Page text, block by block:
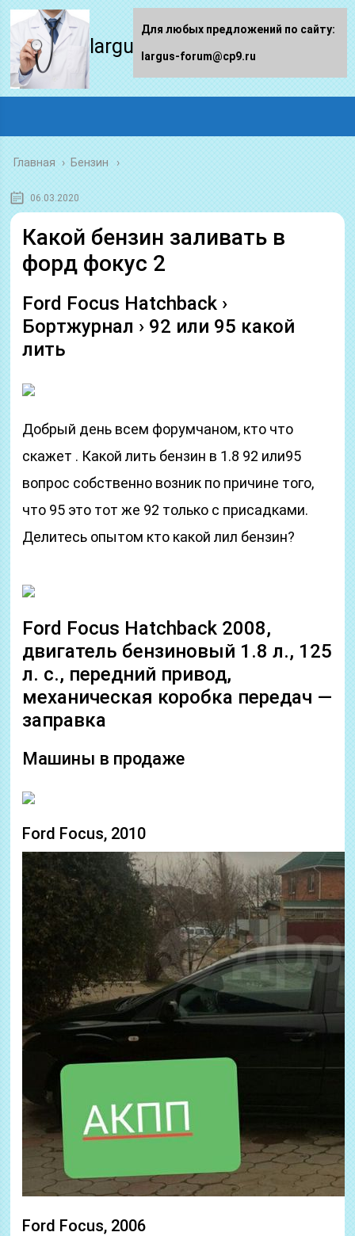
largus-forum.ru
Главная › Бензин
06.03.2020
Какой бензин заливать в
форд фокус 2
Ford Focus Hatchback ›
Бортжурнал › 92 или 95 какой
лить
Добрый день всем форумчаном, кто что
скажет . Какой лить бензин в 1.8 92 или95
вопрос собственно возник по причине того,
что 95 это тот же 92 только с присадками.
Делитесь опытом кто какой лил бензин?
Ford Focus Hatchback 2008,
двигатель бензиновый 1.8 л., 125
л. с., передний привод,
механическая коробка передач —
заправка
Машины в продаже
Ford Focus, 2010
Ford Focus, 2006
Для любых предложений по сайту:
largus-forum@cp9.ru